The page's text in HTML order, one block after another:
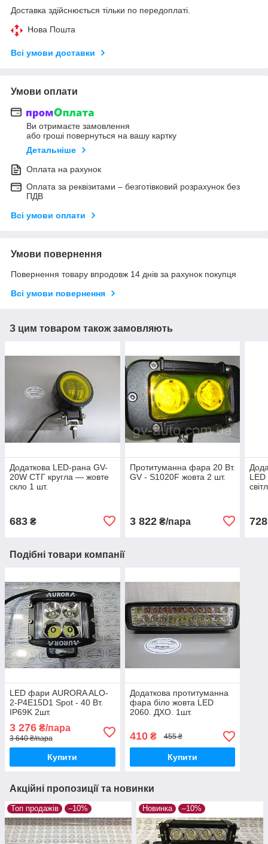
Доставка здійснюється тільки по передоплаті.
Нова Пошта
Всі умови доставки
Умови оплати
Ви отримаєте замовлення
або гроші повернуться на вашу картку
Детальніше
Оплата на рахунок
Оплата за реквізитами – безготівковий розрахунок без
ПДВ
Всі умови оплати
Умови повернення
Повернення товару впродовж 14 днів за рахунок покупця
Всі умови повернення
З цим товаром також замовляють
Додаткова LED-рана GV-
20W СТГ кругла — жовте
скло 1 шт.
683 ₴
Протитуманна фара 20 Вт.
GV - S1020F жовта 2 шт.
3 822₴/пара
LED
728
Подібні товари компанії
LED фари AURORA ALO-
2-P4E15D1 Spot - 40 Вт.
IP69K 2шт.
3 276 ₴/пара
3 640 ₴/пара
Купити
Додаткова протитуманна
фара біло жовта LED
2060. ДХО. 1шт.
410₴ 455 ₴
Купити
Акційні пропозиції та новинки
Топ продажів –10% Новинка –10%